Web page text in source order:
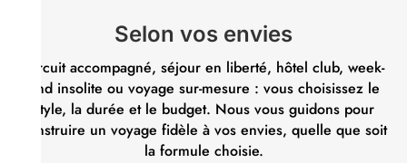
Selon vos envies
Circuit accompagné, séjour en liberté, hôtel club, week-
end insolite ou voyage sur-mesure : vous choisissez le
style, la durée et le budget. Nous vous guidons pour
construire un voyage fidèle à vos envies, quelle que soit
la formule choisie.